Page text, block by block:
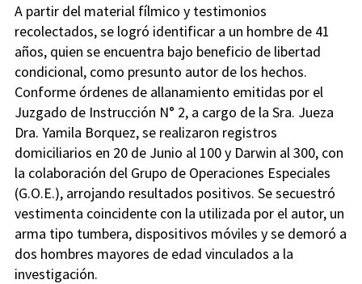
A partir del material fílmico y testimonios
recolectados, se logró identificar a un hombre de 41
años, quien se encuentra bajo beneficio de libertad
condicional, como presunto autor de los hechos.
Conforme órdenes de allanamiento emitidas por el
Juzgado de Instrucción N° 2, a cargo de la Sra. Jueza
Dra. Yamila Borquez, se realizaron registros
domiciliarios en 20 de Junio al 100 y Darwin al 300, con
la colaboración del Grupo de Operaciones Especiales
(G.O.E.), arrojando resultados positivos. Se secuestró
vestimenta coincidente con la utilizada por el autor, un
arma tipo tumbera, dispositivos móviles y se demoró a
dos hombres mayores de edad vinculados a la
investigación.